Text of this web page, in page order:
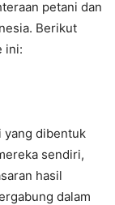
petani dan
Berikut
ini:
yang dibentuk
sendiri,
hasil
dalam